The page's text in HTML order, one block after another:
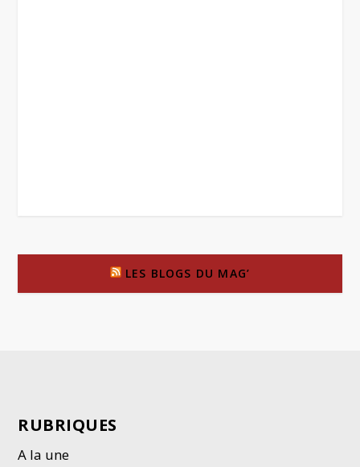
LES BLOGS DU MAG’
RUBRIQUES
A la une